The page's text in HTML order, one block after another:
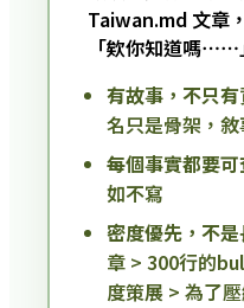
Taiwan.md 文章
「欸你知道嗎⋯⋯
有故事，不只
名只是骨架，
每個事實都要
如不寫
密度優先，不
章 > 300行的
度策展 > 為了